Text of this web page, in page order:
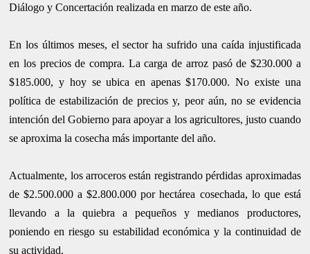
Diálogo y Concertación realizada en marzo de este año.
En los últimos meses, el sector ha sufrido una caída injustificada
en los precios de compra. La carga de arroz pasó de $230.000 a
$185.000, y hoy se ubica en apenas $170.000. No existe una
política de estabilización de precios y, peor aún, no se evidencia
intención del Gobierno para apoyar a los agricultores, justo cuando
se aproxima la cosecha más importante del año.
Actualmente, los arroceros están registrando pérdidas aproximadas
de $2.500.000 a $2.800.000 por hectárea cosechada, lo que está
llevando a la quiebra a pequeños y medianos productores,
poniendo en riesgo su estabilidad económica y la continuidad de
su actividad.